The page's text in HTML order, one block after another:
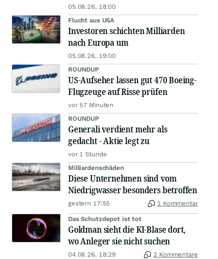
05.08.26, 18:00
Flucht aus USA
Investoren schichten Milliarden
nach Europa um
05.08.26, 19:00
ROUNDUP
US-Aufseher lassen gut 470 Boeing-
Flugzeuge auf Risse prüfen
vor 57 Minuten
ROUNDUP
Generali verdient mehr als
gedacht - Aktie legt zu
vor 1 Stunde
Milliardenschäden
Diese Unternehmen sind vom
Niedrigwasser besonders betroffen
gestern 17:55 1 Kommentar
Das Schutzdepot ist tot
Goldman sieht die KI-Blase dort,
wo Anleger sie nicht suchen
04.08.26, 18:29 2 Kommentare